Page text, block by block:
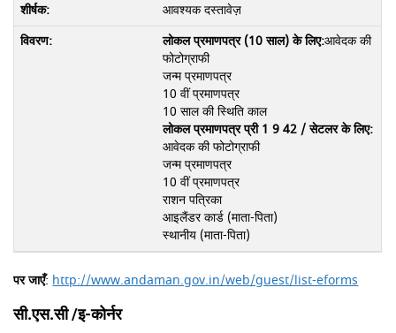
आवश्यक दस्तावेज़
लोकल प्रमाणपत्र (10 साल) के लिए:आवेदक की
फोटोग्राफी
जन्म प्रमाणपत्र
10 वीं प्रमाणपत्र
10 साल की स्थिति काल
लोकल प्रमाणपत्र प्री 1 9 42 / सेटलर के लिए:
आवेदक की फोटोग्राफी
जन्म प्रमाणपत्र
10 वीं प्रमाणपत्र
राशन पत्रिका
आइलैंडर कार्ड (माता-पिता)
स्थानीय (माता-पिता)
पर जाएँ: http://www.andaman.gov.in/web/guest/list-eforms
सी.एस.सी /इ-कोर्नर